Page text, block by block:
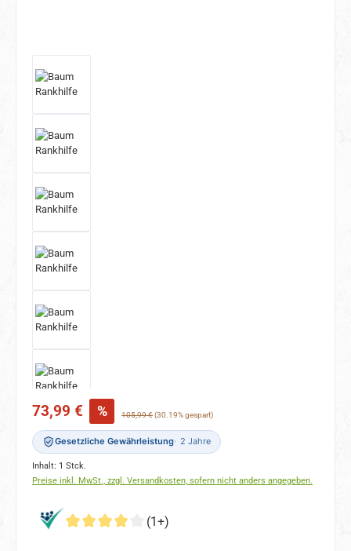
Verkaufspreis:
73,99 € % Regulärer Preis:
105,99 €(30.19% gespart)
Gesetzliche Gewährleistung 2 Jahre
Inhalt: 1 Stck.
Preise inkl. MwSt., zzgl. Versandkosten, sofern nicht anders angegeben.
(1+)